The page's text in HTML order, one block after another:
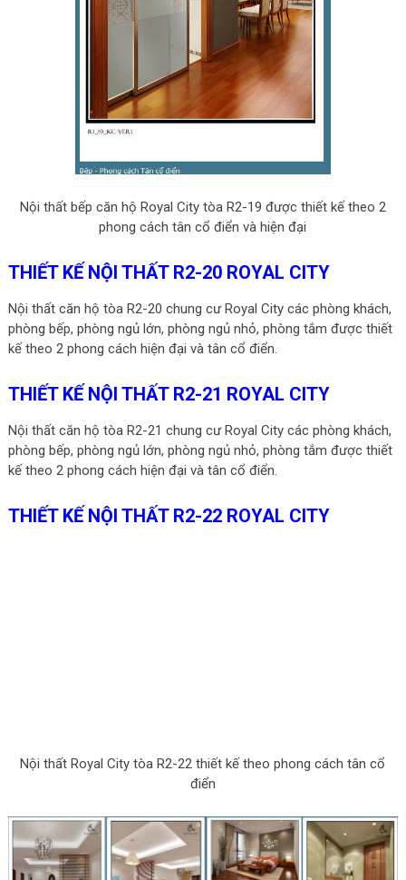
Nội thất bếp căn hộ Royal City tòa R2-19 được thiết kế theo 2
phong cách tân cổ điển và hiện đại
THIẾT KẾ NỘI THẤT R2-20 ROYAL CITY
Nội thất căn hộ tòa R2-20 chung cư Royal City các phòng khách,
phòng bếp, phòng ngủ lớn, phòng ngủ nhỏ, phòng tắm được thiết
kế theo 2 phong cách hiện đại và tân cổ điển.
THIẾT KẾ NỘI THẤT R2-21 ROYAL CITY
Nội thất căn hộ tòa R2-21 chung cư Royal City các phòng khách,
phòng bếp, phòng ngủ lớn, phòng ngủ nhỏ, phòng tắm được thiết
kế theo 2 phong cách hiện đại và tân cổ điển.
THIẾT KẾ NỘI THẤT R2-22 ROYAL CITY
Nội thất Royal City tòa R2-22 thiết kế theo phong cách tân cổ
điển